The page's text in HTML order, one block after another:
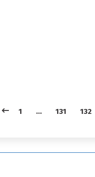
1 … 131 132